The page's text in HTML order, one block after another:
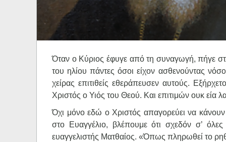
Όταν ο Κύριος έφυγε από τη συναγωγή, πήγε
του ηλίου πάντες όσοι είχον ασθενούντας
χείρας επιτιθείς εθεράπευσεν αυτούς.
Χριστός ο Υιός του Θεού. Και επιτιμών ουκ εία
Όχι μόνο εδώ ο Χριστός απαγορεύει να
στο Ευαγγέλιο, βλέπουμε ότι σχεδόν σ’
ευαγγελιστής Ματθαίος. «Όπως πληρωθεί το